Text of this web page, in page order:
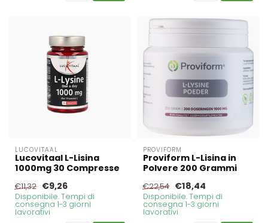
LUCOVITAAL
Lucovitaal L-Lisina
1000mg 30 Compresse
€11,32 €9,26
Disponibile. Tempi di
consegna 1-3 giorni
lavorativi
PROVIFORM
Proviform L-Lisina in
Polvere 200 Grammi
€22,54 €18,44
Disponibile. Tempi di
consegna 1-3 giorni
lavorativi